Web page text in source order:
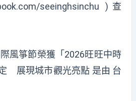
seeinghsinchu )查
風箏節榮獲「2026旺旺中時
展現城市觀光亮點 是由 台